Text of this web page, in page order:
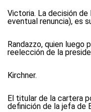
Victoria. La decisión
eventual renuncia), es
Randazzo, quien luego
reelección de la
Kirchner.
El titular de la cartera
definición de la jefa de